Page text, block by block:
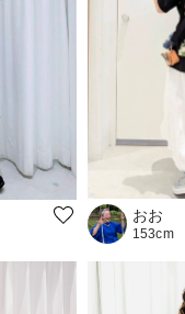
おお
153cm